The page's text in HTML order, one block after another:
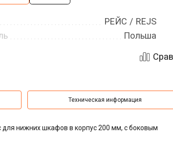
РЕЙС / REJS
Польша
Техническая информация
для нижних шкафов в корпус 200 мм, с боковым